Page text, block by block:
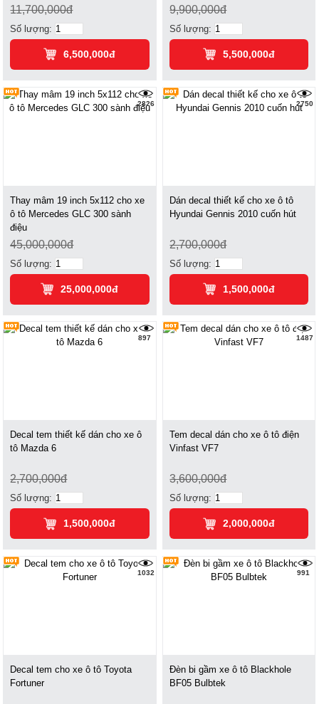
11,700,000đ
Số lượng:
6,500,000đ
9,900,000đ
Số lượng:
5,500,000đ
2826
Thay mâm 19 inch 5x112 cho xe
ô tô Mercedes GLC 300 sành
điệu
45,000,000đ
Số lượng:
25,000,000đ
2750
Dán decal thiết kế cho xe ô tô
Hyundai Gennis 2010 cuốn hút
2,700,000đ
Số lượng:
1,500,000đ
897
Decal tem thiết kế dán cho xe ô
tô Mazda 6
2,700,000đ
Số lượng:
1,500,000đ
1487
Tem decal dán cho xe ô tô điện
Vinfast VF7
3,600,000đ
Số lượng:
2,000,000đ
1032
Decal tem cho xe ô tô Toyota
Fortuner
991
Đèn bi gầm xe ô tô Blackhole
BF05 Bulbtek